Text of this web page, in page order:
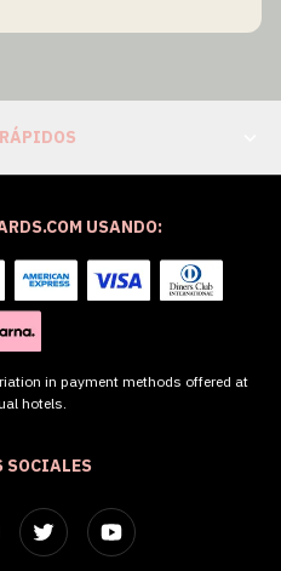
SOCIALES
USANDO:
in payment methods offered at
hotels.